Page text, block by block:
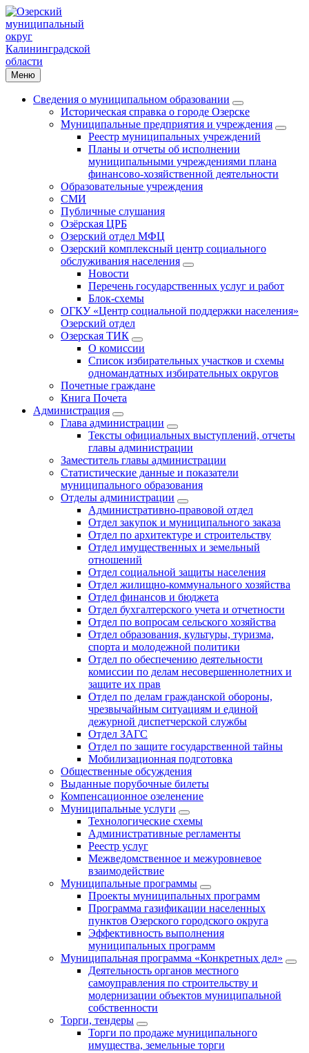
Меню
Сведения о муниципальном образовании
Историческая справка о городе Озерске
Муниципальные предприятия и учреждения
Реестр муниципальных учреждений
Планы и отчеты об исполнении
муниципальными учреждениями плана
финансово-хозяйственной деятельности
Образовательные учреждения
СМИ
Публичные слушания
Озёрская ЦРБ
Озерский отдел МФЦ
Озерский комплексный центр социального
обслуживания населения
Новости
Перечень государственных услуг и работ
Блок-схемы
ОГКУ «Центр социальной поддержки населения»
Озерский отдел
Озерская ТИК
О комиссии
Список избирательных участков и схемы
одномандатных избирательных округов
Почетные граждане
Книга Почета
Администрация
Глава администрации
Тексты официальных выступлений, отчеты
главы администрации
Заместитель главы администрации
Статистические данные и показатели
муниципального образования
Отделы администрации
Административно-правовой отдел
Отдел закупок и муниципального заказа
Отдел по архитектуре и строительству
Отдел имущественных и земельный
отношений
Отдел социальной защиты населения
Отдел жилищно-коммунального хозяйства
Отдел финансов и бюджета
Отдел бухгалтерского учета и отчетности
Отдел по вопросам сельского хозяйства
Отдел образования, культуры, туризма,
спорта и молодежной политики
Отдел по обеспечению деятельности
комиссии по делам несовершеннолетних и
защите их прав
Отдел по делам гражданской обороны,
чрезвычайным ситуациям и единой
дежурной диспетчерской службы
Отдел ЗАГС
Отдел по защите государственной тайны
Мобилизационная подготовка
Общественные обсуждения
Выданные порубочные билеты
Компенсационное озеленение
Муниципальные услуги
Технологические схемы
Административные регламенты
Реестр услуг
Межведомственное и межуровневое
взаимодействие
Муниципальные программы
Проекты муниципальных программ
Программа газификации населенных
пунктов Озерского городского округа
Эффективность выполнения
муниципальных программ
Муниципальная программа «Конкретных дел»
Деятельность органов местного
самоуправления по строительству и
модернизации объектов муниципальной
собственности
Торги, тендеры
Торги по продаже муниципального
имущества, земельные торги